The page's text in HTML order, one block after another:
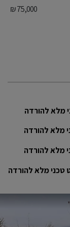
75,000 ₪